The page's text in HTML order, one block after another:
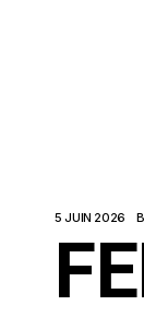
5 JUIN 2026